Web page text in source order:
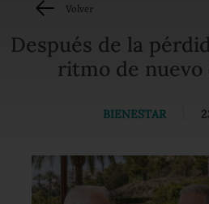
Volver
Después de la
ritmo de nuevo
BIENESTAR